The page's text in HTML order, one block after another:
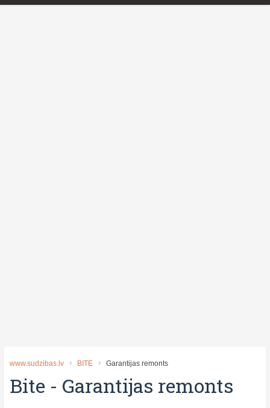
www.sudzibas.lv BITE Garantijas remonts
Bite - Garantijas remonts